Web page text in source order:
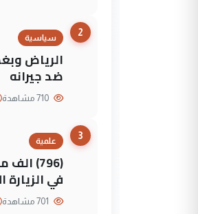
2
سياسية
الرياض
ضد جيرانه
3
علمية
(796)
في الزيارة